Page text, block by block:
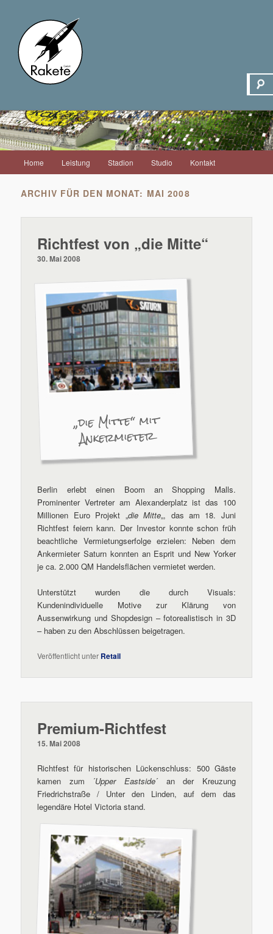
Zum
Inhalt
wechseln
Zum
sekundären
Inhalt
wechseln
Home Leistung Stadion Studio Kontakt
ARCHIV FÜR DEN MONAT: MAI 2008
Richtfest von „die Mitte“
30. Mai 2008
„die Mitte“ mit
Ankermieter
Berlin erlebt einen Boom an Shopping Malls.
Prominenter Vertreter am Alexanderplatz ist das 100
Millionen Euro Projekt „die Mitte„, das am 18. Juni
Richtfest feiern kann. Der Investor konnte schon früh
beachtliche Vermietungserfolge erzielen: Neben dem
Ankermieter Saturn konnten an Esprit und New Yorker
je ca. 2.000 QM Handelsflächen vermietet werden.
Unterstützt wurden die durch Visuals:
Kundenindividuelle Motive zur Klärung von
Aussenwirkung und Shopdesign – fotorealistisch in 3D
– haben zu den Abschlüssen beigetragen.
Veröffentlicht unter Retail
Premium-Richtfest
15. Mai 2008
Richtfest für historischen Lückenschluss: 500 Gäste
kamen zum ´Upper Eastside´ an der Kreuzung
Friedrichstraße / Unter den Linden, auf dem das
legendäre Hotel Victoria stand.